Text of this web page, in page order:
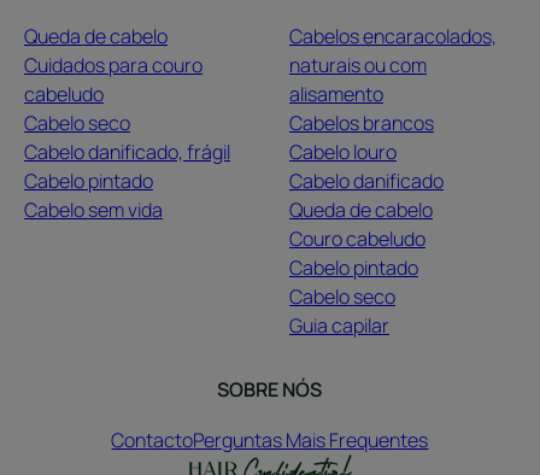
Queda de cabelo
Cuidados para couro
cabeludo
Cabelo seco
Cabelo danificado, frágil
Cabelo pintado
Cabelo sem vida
Cabelos encaracolados,
naturais ou com
alisamento
Cabelos brancos
Cabelo louro
Cabelo danificado
Queda de cabelo
Couro cabeludo
Cabelo pintado
Cabelo seco
Guia capilar
SOBRE NÓS
ContactoPerguntas Mais Frequentes